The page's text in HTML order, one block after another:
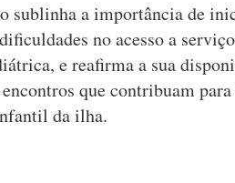
sublinha a importância de
no acesso a
e reafirma a sua
que contribuam
da ilha.